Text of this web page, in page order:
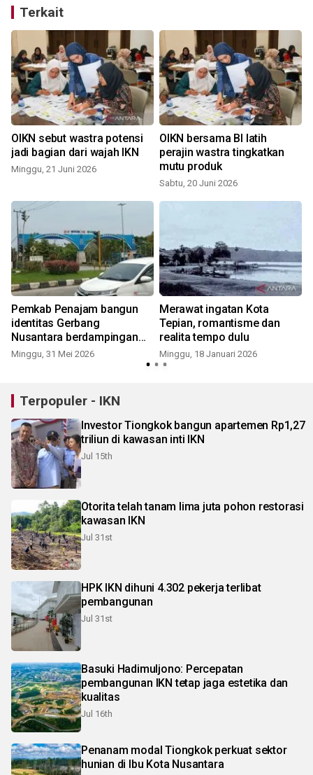
Terkait
OIKN sebut wastra potensi
jadi bagian dari wajah IKN
Minggu, 21 Juni 2026
OIKN bersama BI latih
perajin wastra tingkatkan
mutu produk
Sabtu, 20 Juni 2026
Pemkab Penajam bangun
identitas Gerbang
Nusantara berdampingan
dengan IKN
Minggu, 31 Mei 2026
Merawat ingatan Kota
Tepian, romantisme dan
realita tempo dulu
Minggu, 18 Januari 2026
Terpopuler - IKN
Investor Tiongkok bangun apartemen Rp1,27
triliun di kawasan inti IKN
Jul 15th
Otorita telah tanam lima juta pohon restorasi
kawasan IKN
Jul 31st
HPK IKN dihuni 4.302 pekerja terlibat
pembangunan
Jul 31st
Basuki Hadimuljono: Percepatan
pembangunan IKN tetap jaga estetika dan
kualitas
Jul 16th
Penanam modal Tiongkok perkuat sektor
hunian di Ibu Kota Nusantara